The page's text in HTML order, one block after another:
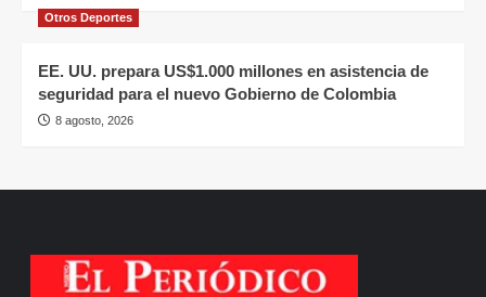
Otros Deportes
EE. UU. prepara US$1.000 millones en asistencia de
seguridad para el nuevo Gobierno de Colombia
8 agosto, 2026